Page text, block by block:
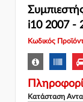
i10 2007 -
Κωδικός
Κατάσταση